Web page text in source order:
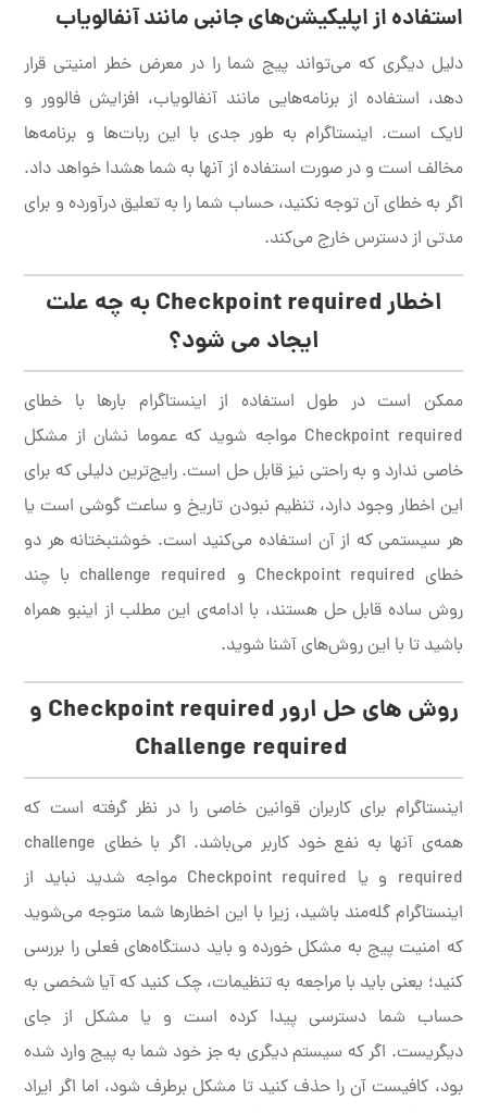
استفاده از اپلیکیشن‌های جانبی مانند آنفالویاب
دلیل دیگری که می‌تواند پیج شما را در معرض خطر امنیتی قرار
دهد، استفاده از برنامه‌هایی مانند آنفالویاب، افزایش فالوور و
لایک است. اینستاگرام به طور جدی با این ربات‌ها و برنامه‌ها
مخالف است و در صورت استفاده از آنها به شما هشدا خواهد داد.
اگر به خطای آن توجه نکنید، حساب شما را به تعلیق درآورده و برای
مدتی از دسترس خارج می‌کند.
اخطار
به چه علت
ایجاد می شود؟
ممکن است در طول استفاده از اینستاگرام بارها با خطای
Checkpoint required مواجه شوید که عموما نشان از مشکل
خاصی ندارد و به راحتی نیز قابل حل است. رایج‌ترین دلیلی که برای
این اخطار وجود دارد، تنظیم نبودن تاریخ و ساعت گوشی است یا
هر سیستمی که از آن استفاده می‌کنید است. خوشتبختانه هر دو
خطای Checkpoint required و challenge required با چند
روش ساده قابل حل هستند، با ادامه‌ی این مطلب از اینبو همراه
باشید تا با این روش‌های آشنا شوید.
روش های حل ارور
و
اینستاگرام برای کاربران قوانین خاصی را در نظر گرفته است که
همه‌ی آنها به نفع خود کاربر می‌باشد. اگر با خطای challenge
required و یا Checkpoint required مواجه شدید نباید از
اینستاگرام گله‌مند باشید، زیرا با این اخطارها شما متوجه می‌شوید
که امنیت پیج به مشکل خورده و باید دستگاه‌های فعلی را بررسی
کنید؛ یعنی باید با مراجعه به تنظیمات، چک کنید که آیا شخصی به
حساب شما دسترسی پیدا کرده است و یا مشکل از جای
دیگریست. اگر که سیستم دیگری به جز خود شما به پیج وارد شده
بود، کافیست آن را حذف کنید تا مشکل برطرف شود، اما اگر ایراد